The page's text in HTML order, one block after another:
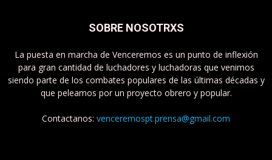
SOBRE NOSOTRXS
La puesta en marcha de Venceremos es un punto de inflexión
para gran cantidad de luchadores y luchadoras que venimos
siendo parte de los combates populares de las últimas décadas y
que peleamos por un proyecto obrero y popular.
Contactanos: venceremospt.prensa@gmail.com